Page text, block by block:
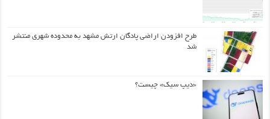
طرح افزودن اراضی پادگان ارتش مشهد به محدوده شهری منتشر
شد
«دیپ سیک» چیست؟